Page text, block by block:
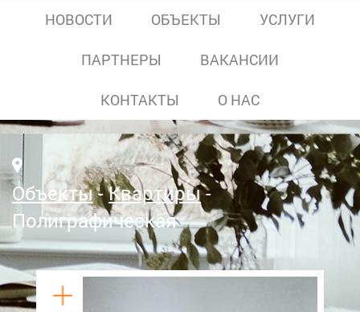
НОВОСТИ ОБЪЕКТЫ УСЛУГИ
ПАРТНЕРЫ ВАКАНСИИ
КОНТАКТЫ О НАС
Объекты Квартиры
Полиграфическая